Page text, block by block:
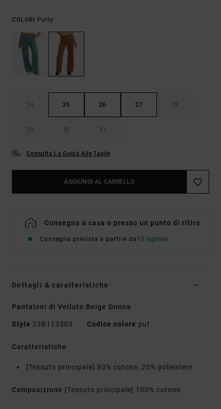
COLORI Putty
24 25 26 27 28
29 30 31
Consulta La Guida Alle Taglie
AGGIUNGI AL CARRELLO
Consegna a casa o presso un punto di ritiro
Consegna prevista a partire da 10 agosto
Dettagli & caratteristiche
Pantaloni di Velluto Beige Donna
Style 23B113503 Codice colore put
Caratteristiche
[Tessuto principale] 80% cotone, 20% poliestere
Composizione [Tessuto principale] 100% cotone